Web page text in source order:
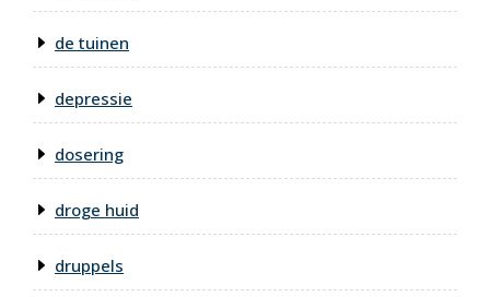
de tuinen
depressie
dosering
droge huid
druppels